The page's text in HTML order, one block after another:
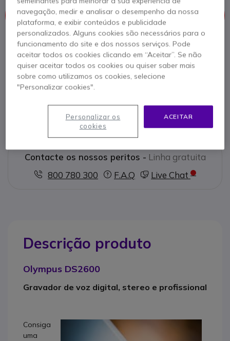
Este produto já não é fabricado
Este produto foi substituído porOM System DS2700
OM System DS2700
339,95 €
Contacte os nossos peritos - Linha gratuita
800 780 300
F.A.Q Live Chat
Descrição produto
Olympus DS2600
Gravador de voz digital, stereo e profissional
Consiga
uma
navegação, medir e analisar o desempenho da nossa
plataforma, e exibir conteúdos e publicidade
personalizados. Alguns cookies são necessários para o
funcionamento do site e dos nossos serviços. Pode
aceitar todos os cookies clicando em “Aceitar”. Se não
quiser aceitar todos os cookies ou quiser saber mais
sobre como utilizamos os cookies, selecione
"Personalizar cookies".
ACEITAR
Personalizar os
cookies